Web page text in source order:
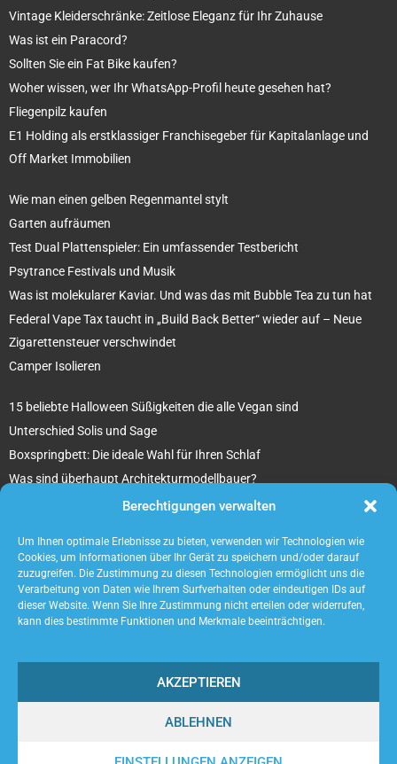
Berechtigungen verwalten
Um Ihnen optimale Erlebnisse zu bieten, verwenden wir Technologien wie
Cookies, um Informationen über Ihr Gerät zu speichern und/oder darauf
zuzugreifen. Die Zustimmung zu diesen Technologien ermöglicht uns die
Verarbeitung von Daten wie Ihrem Surfverhalten oder eindeutigen IDs auf
dieser Website. Wenn Sie Ihre Zustimmung nicht erteilen oder widerrufen,
kann dies bestimmte Funktionen und Merkmale beeinträchtigen.
AKZEPTIEREN
ABLEHNEN
Vintage Kleiderschränke: Zeitlose Eleganz für Ihr Zuhause
Was ist ein Paracord?
Sollten Sie ein Fat Bike kaufen?
Woher wissen, wer Ihr WhatsApp-Profil heute gesehen hat?
Fliegenpilz kaufen
E1 Holding als erstklassiger Franchisegeber für Kapitalanlage und
Off Market Immobilien
Wie man einen gelben Regenmantel stylt
Garten aufräumen
Test Dual Plattenspieler: Ein umfassender Testbericht
Psytrance Festivals und Musik
Was ist molekularer Kaviar. Und was das mit Bubble Tea zu tun hat
Federal Vape Tax taucht in „Build Back Better“ wieder auf – Neue
Zigarettensteuer verschwindet
Camper Isolieren
15 beliebte Halloween Süßigkeiten die alle Vegan sind
Unterschied Solis und Sage
Boxspringbett: Die ideale Wahl für Ihren Schlaf
Was sind überhaupt Architekturmodellbauer?
Tipps für Ihr beton ciré Badezimmer